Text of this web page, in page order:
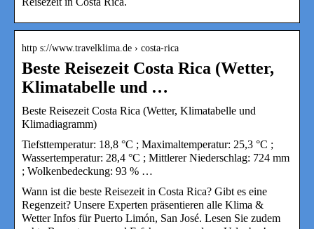
http s://www.travelklima.de › costa-rica
Beste Reisezeit Costa Rica (Wetter,
Klimatabelle und …
Beste Reisezeit Costa Rica (Wetter, Klimatabelle und
Klimadiagramm)
Tiefsttemperatur: 18,8 °C ; Maximaltemperatur: 25,3 °C ;
Wassertemperatur: 28,4 °C ; Mittlerer Niederschlag: 724 mm
; Wolkenbedeckung: 93 % …
Wann ist die beste Reisezeit in Costa Rica? Gibt es eine
Regenzeit? Unsere Experten präsentieren alle Klima &
Wetter Infos für Puerto Limón, San José. Lesen Sie zudem